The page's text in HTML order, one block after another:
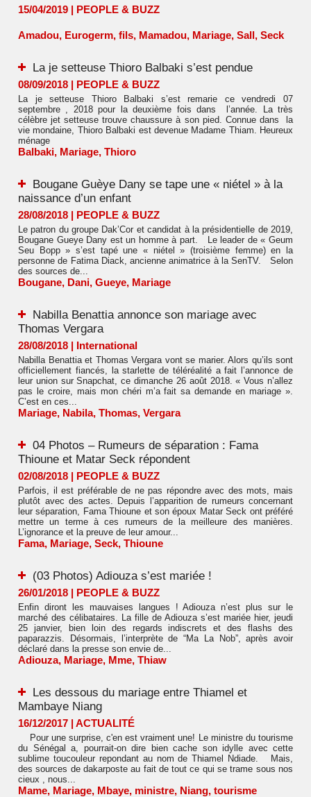
15/04/2019 | PEOPLE & BUZZ
Amadou, Eurogerm, fils, Mamadou, Mariage, Sall, Seck
La je setteuse Thioro Balbaki s’est pendue
08/09/2018 | PEOPLE & BUZZ
La je setteuse Thioro Balbaki s’est remarie ce vendredi 07
septembre , 2018 pour la deuxième fois dans l’année. La très
célèbre jet setteuse trouve chaussure à son pied. Connue dans la
vie mondaine, Thioro Balbaki est devenue Madame Thiam. Heureux
ménage
Balbaki, Mariage, Thioro
Bougane Guèye Dany se tape une « niétel » à la
naissance d’un enfant
28/08/2018 | PEOPLE & BUZZ
Le patron du groupe Dak’Cor et candidat à la présidentielle de 2019,
Bougane Gueye Dany est un homme à part. Le leader de « Geum
Seu Bopp » s’est tapé une « niétel » (troisième femme) en la
personne de Fatima Diack, ancienne animatrice à la SenTV. Selon
des sources de...
Bougane, Dani, Gueye, Mariage
Nabilla Benattia annonce son mariage avec
Thomas Vergara
28/08/2018 | International
Nabilla Benattia et Thomas Vergara vont se marier. Alors qu’ils sont
officiellement fiancés, la starlette de téléréalité a fait l’annonce de
leur union sur Snapchat, ce dimanche 26 août 2018. « Vous n’allez
pas le croire, mais mon chéri m’a fait sa demande en mariage ».
C’est en ces...
Mariage, Nabila, Thomas, Vergara
04 Photos – Rumeurs de séparation : Fama
Thioune et Matar Seck répondent
02/08/2018 | PEOPLE & BUZZ
Parfois, il est préférable de ne pas répondre avec des mots, mais
plutôt avec des actes. Depuis l’apparition de rumeurs concernant
leur séparation, Fama Thioune et son époux Matar Seck ont préféré
mettre un terme à ces rumeurs de la meilleure des manières.
L’ignorance et la preuve de leur amour...
Fama, Mariage, Seck, Thioune
(03 Photos) Adiouza s’est mariée !
26/01/2018 | PEOPLE & BUZZ
Enfin diront les mauvaises langues ! Adiouza n’est plus sur le
marché des célibataires. La fille de Adiouza s’est mariée hier, jeudi
25 janvier, bien loin des regards indiscrets et des flashs des
paparazzis. Désormais, l’interprète de “Ma La Nob”, après avoir
déclaré dans la presse son envie de...
Adiouza, Mariage, Mme, Thiaw
Les dessous du mariage entre Thiamel et
Mambaye Niang
16/12/2017 | ACTUALITÉ
Pour une surprise, c'en est vraiment une! Le ministre du tourisme
du Sénégal a, pourrait-on dire bien cache son idylle avec cette
sublime toucouleur repondant au nom de Thiamel Ndiade. Mais,
des sources de dakarposte au fait de tout ce qui se trame sous nos
cieux , nous...
Mame, Mariage, Mbaye, ministre, Niang, tourisme